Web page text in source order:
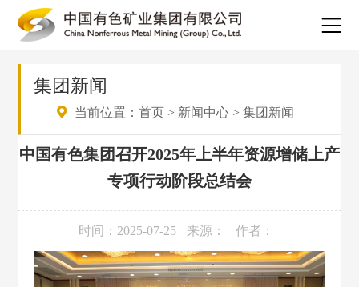
集团新闻
当前位置：首页 > 新闻中心 >集团新闻
中国有色集团召开2025年上半年资源增储上产
专项行动阶段总结会
时间：2025-07-25 来源： 作者：